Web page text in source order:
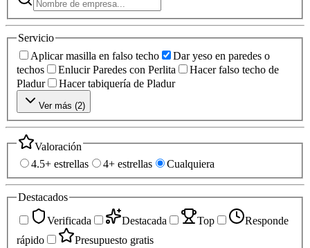
Servicio
Aplicar masilla en falso techo
Dar yeso en paredes o
techos
Enlucir Paredes con Perlita
Hacer falso techo de
Pladur
Hacer tabiquería de Pladur
Ver más (2)
Valoración
4.5+ estrellas
4+ estrellas Cualquiera
Destacados
Verificada
Destacada Top
Responde
rápido
Presupuesto gratis